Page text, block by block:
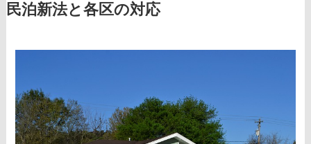
民泊新法と各区の対応